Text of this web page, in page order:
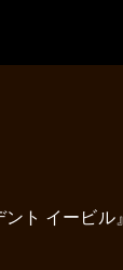
ト イービル